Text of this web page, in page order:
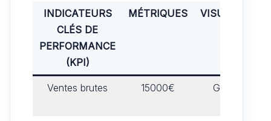
INDICATEURS
CLÉS DE
PERFORMANCE
(KPI)
MÉTRIQUES
Ventes brutes 15000€
Graphique à